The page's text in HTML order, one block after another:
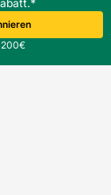
200€